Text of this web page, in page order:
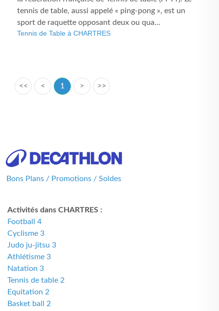
tennis de table, aussi appelé « ping-pong », est un
sport de raquette opposant deux ou qua...
Tennis de Table à CHARTRES
<< < 1 > >>
Bons Plans / Promotions / Soldes
Activités dans CHARTRES :
Football 4
Cyclisme 3
Judo ju-jitsu 3
Athlétisme 3
Natation 3
Tennis de table 2
Equitation 2
Basket ball 2